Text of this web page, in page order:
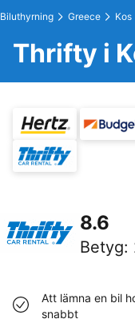
Biluthyrning Greece Kos
Thrifty i
8.6
Betyg:
Att lämna en bil
snabbt